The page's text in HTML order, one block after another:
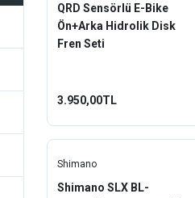
Fren Adaptörleri
Fren Kablo ve Malzemeleri
QRD Sensörlü E-Bike
Ön+Arka Hidrolik Disk
Fren Seti
3.950,00TL
Shimano
Shimano SLX BL-